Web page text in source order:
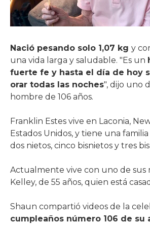
Nació pesando solo 1,07 kg y
una vida larga y saludable. "Es un
fuerte fe y hasta el día de hoy
orar todas las noches", dijo uno
hombre de 106 años.
Franklin Estes vive en Laconia,
Estados Unidos, y tiene una
dos nietos, cinco bisnietos y tres
Actualmente vive con uno de sus
Kelley, de 55 años, quien está
Shaun compartió videos de la
cumpleaños número 106 de su